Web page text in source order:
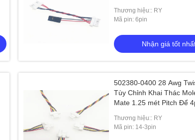
Thương hiệu:: RY
Mã pin: 6pin
Nhận giá tốt
502380-0400 28 Awg
Tùy Chỉnh Khai Thác
Mate 1.25 mét Pitch Để
Thương hiệu:: RY
Mã pin: 14-3pin